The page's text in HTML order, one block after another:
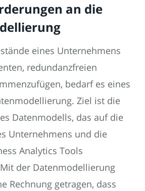
an die
eines Unternehmens
redundanzfreien
bedarf es eines
Ziel ist die
Datenmodells, das auf die
Unternehmens und die
Analytics Tools
der Datenmodellierung
Rechnung getragen, dass